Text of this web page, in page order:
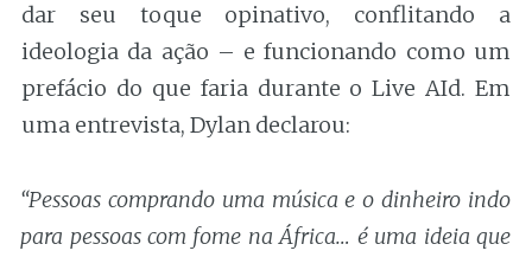
dar seu toque opinativo, conflitando a
ideologia da ação – e funcionando como um
prefácio do que faria durante o Live AId. Em
uma entrevista, Dylan declarou:
“Pessoas comprando uma música e o dinheiro indo
para pessoas com fome na África… é uma ideia que